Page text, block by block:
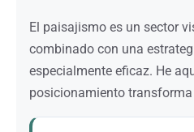
El paisajismo es un sector
combinado con una
especialmente eficaz. He
posicionamiento transforma